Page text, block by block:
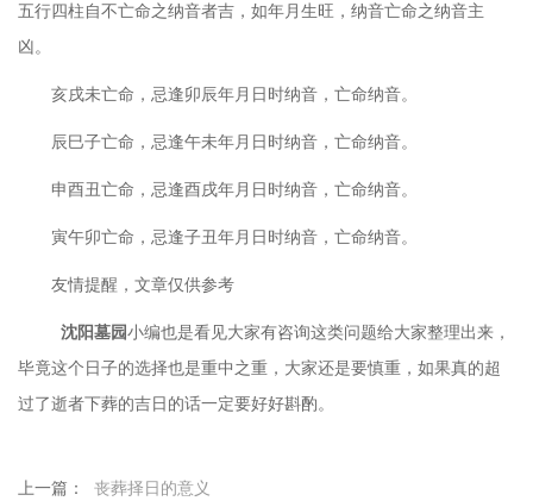
五行四柱自不亡命之纳音者吉，如年月生旺，纳音亡命之纳音主
凶。
亥戌未亡命，忌逢卯辰年月日时纳音，亡命纳音。
辰巳子亡命，忌逢午未年月日时纳音，亡命纳音。
申酉丑亡命，忌逢酉戌年月日时纳音，亡命纳音。
寅午卯亡命，忌逢子丑年月日时纳音，亡命纳音。
友情提醒，文章仅供参考
沈阳墓园小编也是看见大家有咨询这类问题给大家整理出来，
毕竟这个日子的选择也是重中之重，大家还是要慎重，如果真的超
过了逝者下葬的吉日的话一定要好好斟酌。
上一篇：
丧葬择日的意义